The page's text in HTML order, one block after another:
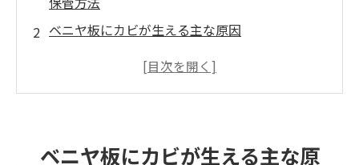
ベニヤ板にカビが生える主な原因
ベニヤ板のカビの取り方【3つの方法】
ベニヤ板にカビが生える主な原